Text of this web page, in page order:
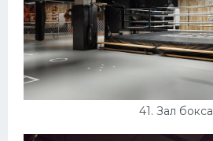
41. Зал бокса